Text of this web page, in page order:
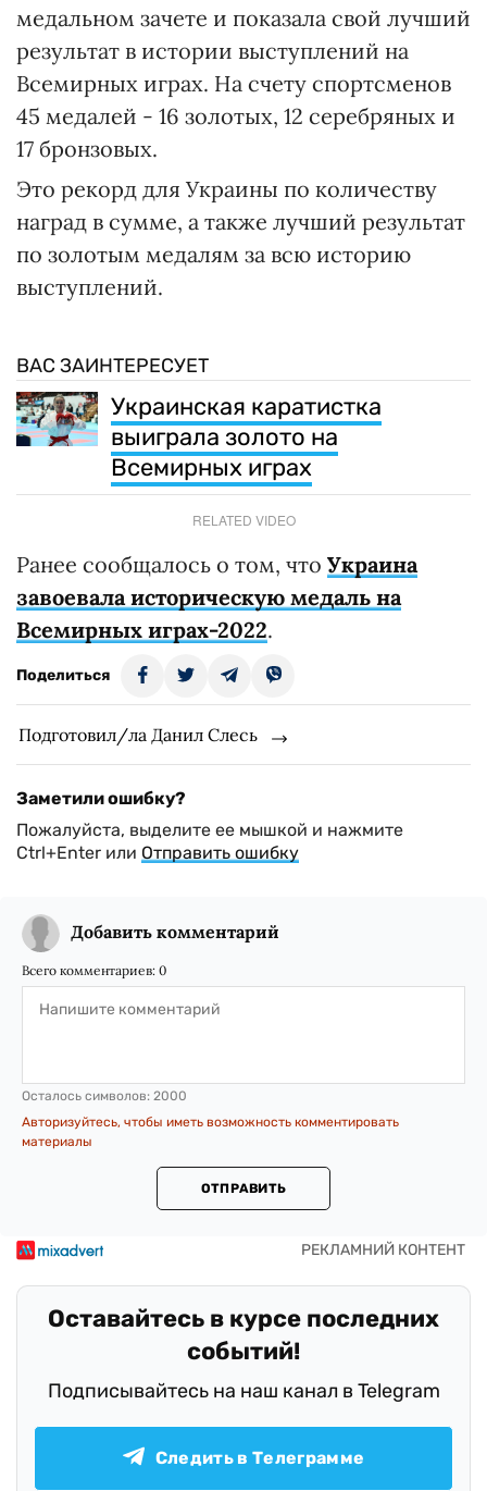
медальном зачете и показала свой лучший
результат в истории выступлений на
Всемирных играх. На счету спортсменов
45 медалей - 16 золотых, 12 серебряных и
17 бронзовых.
Это рекорд для Украины по количеству
наград в сумме, а также лучший результат
по золотым медалям за всю историю
выступлений.
ВАС ЗАИНТЕРЕСУЕТ
Украинская каратистка
выиграла золото на
Всемирных играх
RELATED VIDEO
Ранее сообщалось о том, что Украина
завоевала историческую медаль на
Всемирных играх-2022.
Поделиться
Подготовил/ла Данил Слесь
Заметили ошибку?
Пожалуйста, выделите ее мышкой и нажмите
Ctrl+Enter или Отправить ошибку
Добавить комментарий
Всего комментариев: 0
Осталось символов: 2000
Авторизуйтесь, чтобы иметь возможность комментировать
материалы
ОТПРАВИТЬ
Оставайтесь в курсе последних
событий!
Подписывайтесь на наш канал в Telegram
Следить в Телеграмме